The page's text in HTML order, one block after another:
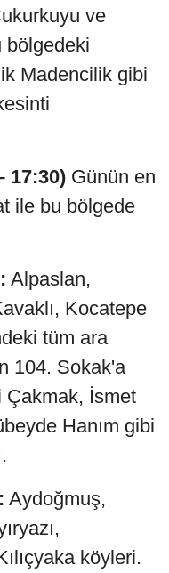
ve
bölgedeki
Madencilik gibi
17:30) Günün en
ile bu bölgede
Alpaslan,
Kocatepe
tüm ara
104. Sokak'a
Çakmak, İsmet
Hanım gibi
Aydoğmuş,
köyleri.